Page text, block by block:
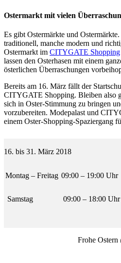
Ostermarkt mit vielen
Es gibt Ostermärkte und
traditionell, manche modern und
Ostermarkt im CITYGATE Shopping
lassen den Osterhasen mit einem
österlichen Überraschungen
Bereits am 16. März fällt der
CITYGATE Shopping. Bleiben also
sich in Oster-Stimmung zu bringen
vorzubereiten. Modepalast und
einem Oster-Shopping-Spaziergang
16. bis 31. März 2018
Montag – Freitag 09:00 – 19:00 Uhr
Samstag 09:00 – 18:00 Uhr
Frohe Ostern @